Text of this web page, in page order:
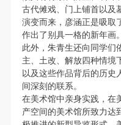
古代傩戏、门上铺首以及
演变而来，彦涵正是吸取
作出了别具一格的新年画。
此外，朱青生还向同学们
主、土改、解放四种情境
以及这些作品背后的历史
间深刻的联系。
在美术馆中亲身实践，在
产空间的美术馆所致力达
共教育活动，为美院
提供一个交流、学习
单位，其开展的公共
主。
（3）、乙方为甲方拍
有公教活动。
二、拍摄内容、使用
共教育活动，为美院
提供一个交流、学习
单位，其开展的公共
主。
（3）、乙方为甲方拍
有公教活动。
二、拍摄内容、使用
共教育活动，为美院
提供一个交流、学习
单位，其开展的公共
主。
（3）、乙方为甲方拍
有公教活动。
二、拍摄内容、使用